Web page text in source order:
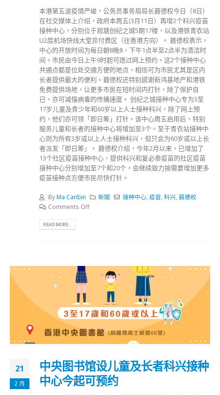
本港第五波疫情严峻，公务员事务局局长聂德权今日（8日）
在社交媒体上介绍，政府本周五(3月11日）再增2个科兴疫苗
接种中心，分别位于观塘创纪之城5期17楼，以及港铁青衣站
U2层机场快线大堂非付费区（往香港方向）。 聂德权表示，
中心的开放时间为每日朝8晚8，下午1点半至2点半为清洁时
间。市民由今日上午9时起可透过网上预约。这2个接种中心
共通点都是位处交通方便的地点，相信可为市民尤其是区内
长者提供最大的便利。聂德权还特别感谢新鸿基地产和港铁
免费提供场地，让更多市民在短时间内打针，除了保护自
已，亦可减慢病毒的传播速度。 创纪之城接种中心专为3至
17岁儿童及青少年和60岁以上人士接种科兴，除了网上预
约，他们亦可领「即日筹」打针。该中心周五启用后，特别
服务儿童和长者的接种中心将增加至3个。至于青衣站接种中
心则为所有3岁或以上人士接种科兴，但只会为60岁或以上长
者派发「即日筹」。 聂德权介绍，今年2月以来，已增加了
13个社区疫苗接种中心，提供科兴和复必泰疫苗的社区疫苗
接种中心分别增加至7个和20个，会继续致力按需要增加更多
疫苗接种点方便市民尽快打针。
By Ma Canbin 新聞 接种中心 ,疫苗 ,科兴 ,聂德权
Comments Off
READ MORE...
21
2 月
中央图书馆设儿童及长者科兴接种
中心今起可预约